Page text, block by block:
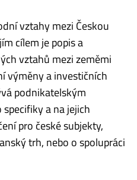
vztahy mezi Českou
cílem je popis a
vztahů mezi zeměmi
výměny a investičních
podnikatelským
a na jejich
pro české subjekty,
trh, nebo o spolupráci